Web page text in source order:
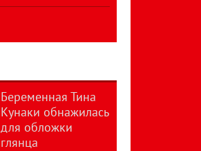
Беременная Тина
Кунаки обнажилась
для обложки
глянца